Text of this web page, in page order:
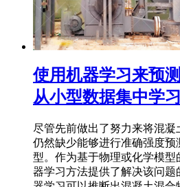
使用机器学习来预
从小型数据集中学
尽管先前做出了努力来将混凝
仍然缺少能够进行准确强度
型。作为基于物理或化学模
器学习方法提供了解决该问